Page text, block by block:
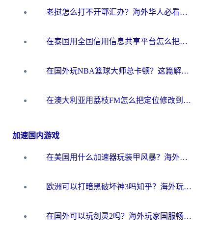
老挝怎么打不开鄂汇办？海外华人必看的回国加速全攻略（附欧洲杯小说流畅技巧）
在泰国用全国信用信息共享平台怎么把定位修改到中国国内？海外党解决国内服务访问难题的实用指南
在国外玩NBA篮球大师总卡顿？这篇解决你所有海外看国内内容的烦恼
在澳大利亚用荔枝FM怎么把定位修改到中国国内？海外华人必看的内容访问指南
加速国内游戏
在美国用什么加速器玩装甲风暴？海外玩家亲测有效的国服游戏加速指南
欧洲可以打暗黑破坏神3吗知乎？海外玩家国服游戏加速终极指南
在国外可以玩剑灵2吗？海外玩家国服畅玩终极指南（附永恒之塔明日方舟加速方案）